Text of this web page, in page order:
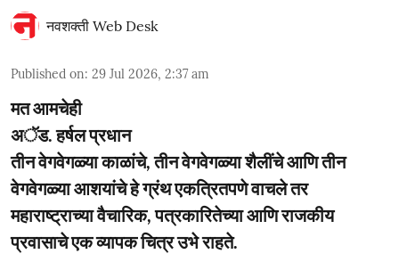
नवशक्ती Web Desk
Published on: 29 Jul 2026, 2:37 am
मत आमचेही
अॅड. हर्षल प्रधान
तीन वेगवेगळ्या काळांचे, तीन वेगवेगळ्या शैलींचे आणि तीन
वेगवेगळ्या आशयांचे हे ग्रंथ एकत्रितपणे वाचले तर
महाराष्ट्राच्या वैचारिक, पत्रकारितेच्या आणि राजकीय
प्रवासाचे एक व्यापक चित्र उभे राहते.